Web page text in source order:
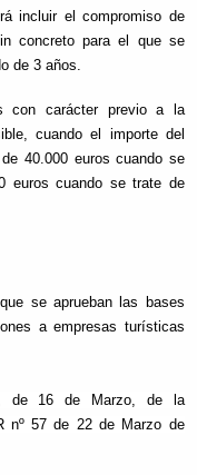
incluir el compromiso de
concreto para el que se
de 3 años.
con carácter previo a la
cuando el importe del
40.000 euros cuando se
euros cuando se trate de
se aprueban las bases
a empresas turísticas
de 16 de Marzo, de la
nº 57 de 22 de Marzo de